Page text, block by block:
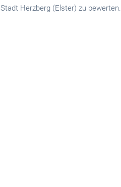
Herzberg (Elster) zu bewerten.